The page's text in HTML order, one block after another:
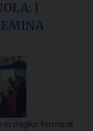
I
la miglior forma di